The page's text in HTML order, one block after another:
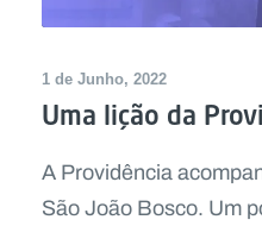
1 de Junho, 2022
Uma lição da
A Providência
São João Bosco. Um